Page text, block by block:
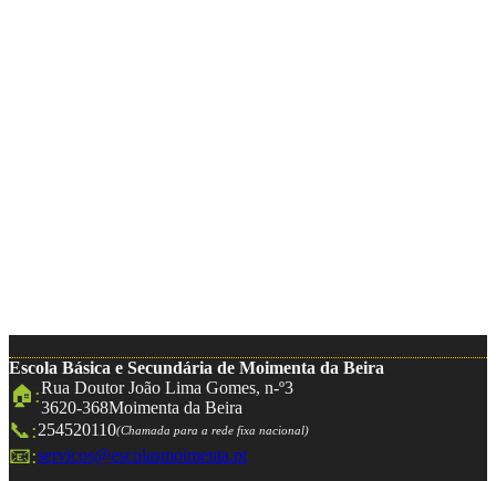
Escola Básica e Secundária de Moimenta da Beira
🏠:Rua Doutor João Lima Gomes, n-º3
3620-368Moimenta da Beira
📞:254520110(Chamada para a rede fixa nacional)
📧:servicos@escolasmoimenta.pt